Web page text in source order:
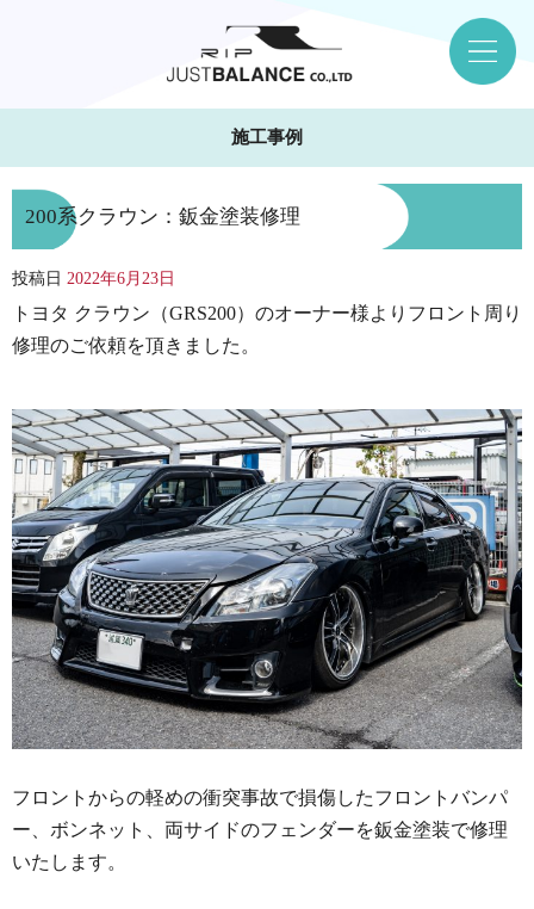
施工事例
200系クラウン：鈑金塗装修理
投稿日 2022年6月23日
トヨタ クラウン（GRS200）のオーナー様よりフロント周り
修理のご依頼を頂きました。
フロントからの軽めの衝突事故で損傷したフロントバンパ
ー、ボンネット、両サイドのフェンダーを鈑金塗装で修理
いたします。